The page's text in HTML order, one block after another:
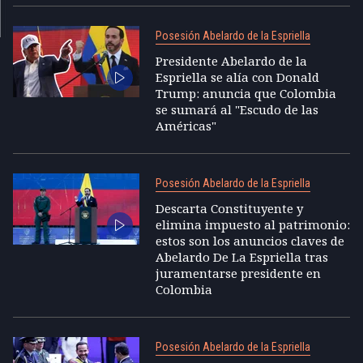
Posesión Abelardo de la Espriella
Presidente Abelardo de la
Espriella se alía con Donald
Trump: anuncia que Colombia
se sumará al "Escudo de las
Américas"
Posesión Abelardo de la Espriella
Descarta Constituyente y
elimina impuesto al patrimonio:
estos son los anuncios claves de
Abelardo De La Espriella tras
juramentarse presidente en
Colombia
Posesión Abelardo de la Espriella